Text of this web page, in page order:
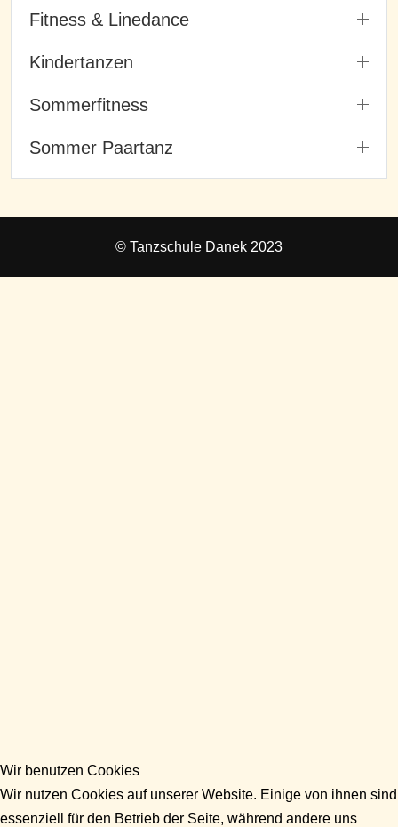
Fitness & Linedance
Kindertanzen
Sommerfitness
Sommer Paartanz
© Tanzschule Danek 2023
Wir benutzen Cookies
Wir nutzen Cookies auf unserer Website. Einige von ihnen sind
essenziell für den Betrieb der Seite, während andere uns